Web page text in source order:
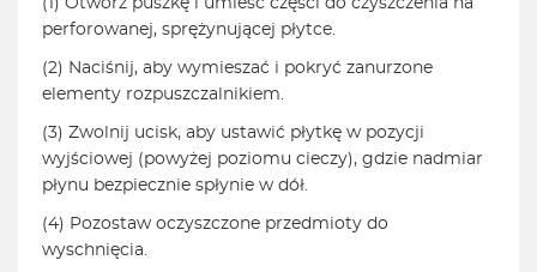
(1) Otwórz puszkę i umieść części do czyszczenia na
perforowanej, sprężynującej płytce.
(2) Naciśnij, aby wymieszać i pokryć zanurzone
elementy rozpuszczalnikiem.
(3) Zwolnij ucisk, aby ustawić płytkę w pozycji
wyjściowej (powyżej poziomu cieczy), gdzie nadmiar
płynu bezpiecznie spłynie w dół.
(4) Pozostaw oczyszczone przedmioty do
wyschnięcia.